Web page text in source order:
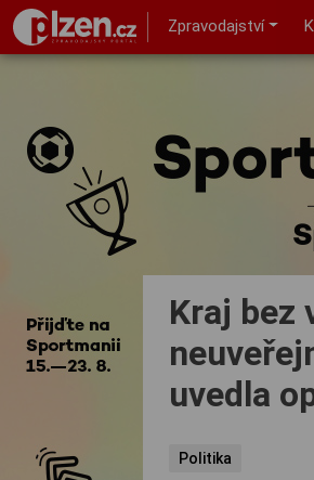
Zpravodajství
Kraj bez
uvedla
Politika